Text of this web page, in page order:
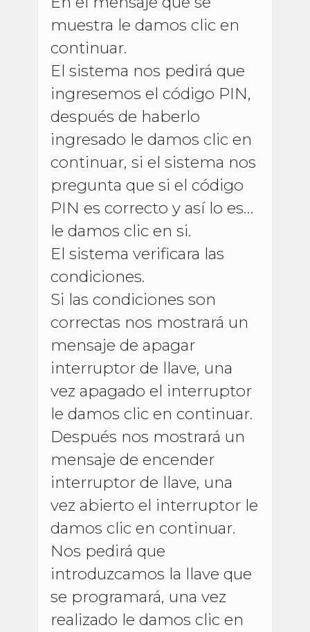
muestra le damos clic en
continuar.
El sistema nos pedirá que
ingresemos el código PIN,
después de haberlo
ingresado le damos clic en
continuar, si el sistema nos
pregunta que si el código
PIN es correcto y así lo es…
le damos clic en si.
El sistema verificara las
condiciones.
Si las condiciones son
correctas nos mostrará un
mensaje de apagar
interruptor de llave, una
vez apagado el interruptor
le damos clic en continuar.
Después nos mostrará un
mensaje de encender
interruptor de llave, una
vez abierto el interruptor le
damos clic en continuar.
Nos pedirá que
introduzcamos la llave que
se programará, una vez
realizado le damos clic en